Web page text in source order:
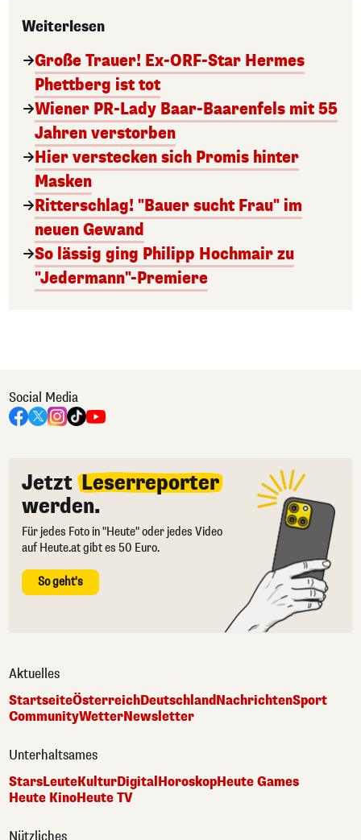
Weiterlesen
Große Trauer! Ex-ORF-Star Hermes
Phettberg ist tot
Wiener PR-Lady Baar-Baarenfels mit 55
Jahren verstorben
Hier verstecken sich Promis hinter
Masken
Ritterschlag! "Bauer sucht Frau" im
neuen Gewand
So lässig ging Philipp Hochmair zu
"Jedermann"-Premiere
Social Media
Jetzt Leserreporter
werden.
Für jedes Foto in "Heute" oder jedes Video
auf Heute.at gibt es 50 Euro.
So geht's
Aktuelles
StartseiteÖsterreichDeutschlandNachrichtenSport
CommunityWetterNewsletter
Unterhaltsames
StarsLeuteKulturDigital HoroskopHeute Games
Heute KinoHeute TV
Nützliches